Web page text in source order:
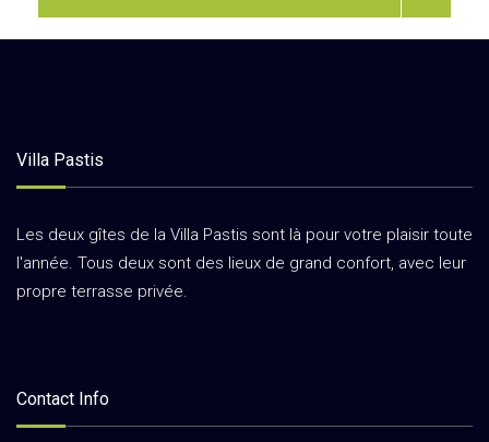
Villa Pastis
Les deux gîtes de la Villa Pastis sont là pour votre plaisir toute
l'année. Tous deux sont des lieux de grand confort, avec leur
propre terrasse privée.
Contact Info